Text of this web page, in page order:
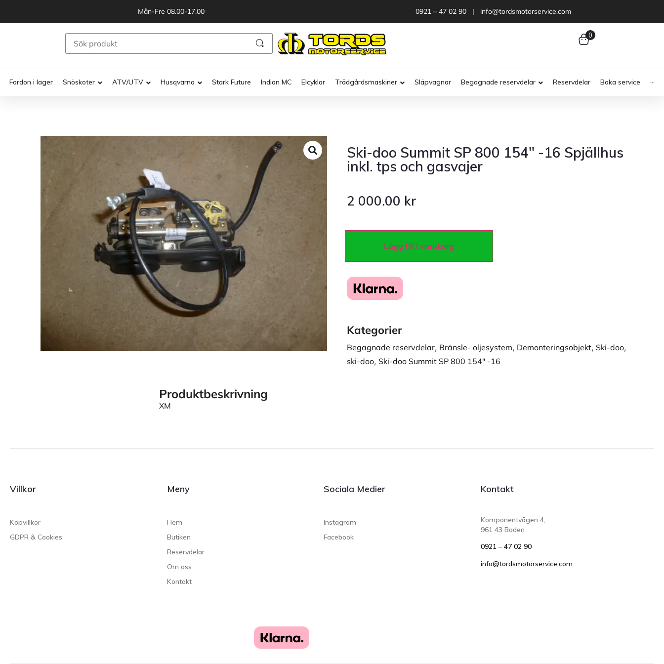
Mån-Fre 08.00-17.00 0921 – 47 02 90 | info@tordsmotorservice.com
0
Fordon i lager Snöskoter ATV/UTV Husqvarna Stark Future Indian MC Elcyklar Trädgårdsmaskiner Släpvagnar Begagnade reservdelar Reservdelar Boka service ···
Ski-doo Summit SP 800 154″ -16 Spjällhus
inkl. tps och gasvajer
2 000.00 kr
Lägg till i varukorg
Kategorier
Begagnade reservdelar, Bränsle- oljesystem, Demonteringsobjekt, Ski-doo,
ski-doo, Ski-doo Summit SP 800 154" -16
Produktbeskrivning
XM
Villkor
Köpvillkor
GDPR & Cookies
Meny
Hem
Butiken
Reservdelar
Om oss
Kontakt
Sociala Medier
Instagram
Facebook
Kontakt
Komponentvägen 4,
961 43 Boden
0921 – 47 02 90
info@tordsmotorservice.com